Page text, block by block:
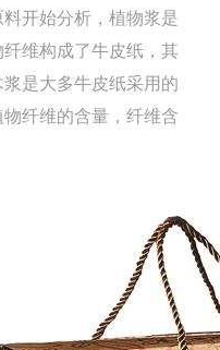
开始分析，植物浆是
维构成了牛皮纸，其
是大多牛皮纸采用的
纤维的含量，纤维含